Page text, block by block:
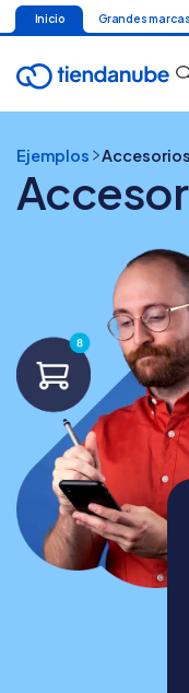
Inicio Grandes marcas
Ejemplos Accesorios